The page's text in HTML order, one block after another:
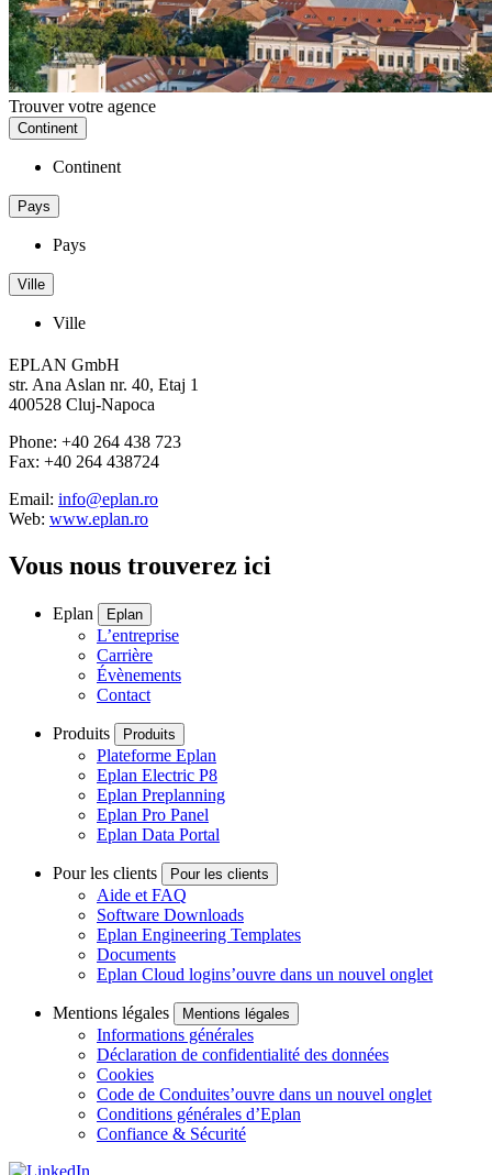
Trouver votre agence
Continent
Continent
Pays
Pays
Ville
Ville
EPLAN GmbH
str. Ana Aslan nr. 40, Etaj 1
400528 Cluj-Napoca
Phone: +40 264 438 723
Fax: +40 264 438724
Email: info@eplan.ro
Web: www.eplan.ro
Vous nous trouverez ici
Eplan Eplan
L’entreprise
Carrière
Évènements
Contact
Produits Produits
Plateforme Eplan
Eplan Electric P8
Eplan Preplanning
Eplan Pro Panel
Eplan Data Portal
Pour les clients Pour les clients
Aide et FAQ
Software Downloads
Eplan Engineering Templates
Documents
Eplan Cloud logins’ouvre dans un nouvel onglet
Mentions légales Mentions légales
Informations générales
Déclaration de confidentialité des données
Cookies
Code de Conduites’ouvre dans un nouvel onglet
Conditions générales d’Eplan
Confiance & Sécurité